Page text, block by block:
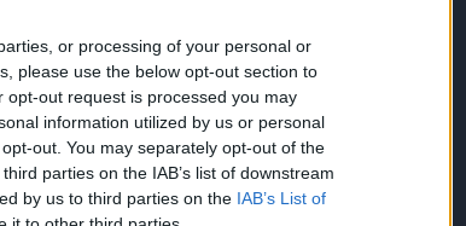
or processing of your personal or
please use the below opt-out section to
out request is processed you may
information utilized by us or personal
out. You may separately opt-out of the
parties on the IAB’s list of downstream
by us to third parties on the IAB’s List of